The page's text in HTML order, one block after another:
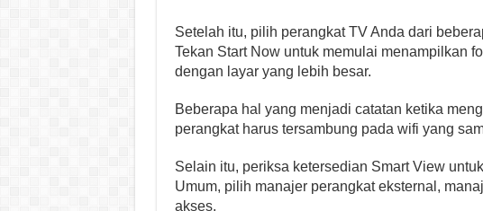
Setelah itu, pilih perangkat TV Anda dari
Tekan Start Now untuk memulai menampilkan
dengan layar yang lebih besar.
Beberapa hal yang menjadi catatan ketika
perangkat harus tersambung pada wifi yang
Selain itu, periksa ketersedian Smart View
Umum, pilih manajer perangkat eksternal,
akses.